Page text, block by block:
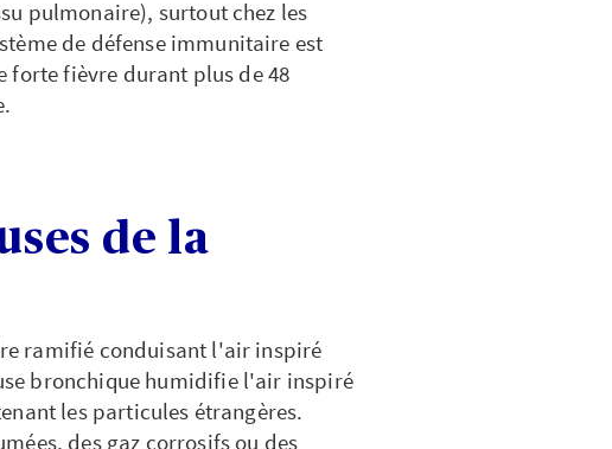
pulmonaire), surtout chez les
de défense immunitaire est
forte fièvre durant plus de 48
de la
ramifié conduisant l'air inspiré
bronchique humidifie l'air inspiré
les particules étrangères.
des gaz corrosifs ou des